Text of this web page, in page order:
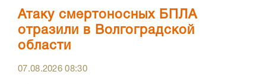
Атаку смертоносных БПЛА
отразили в Волгоградской
области
07.08.202608:30